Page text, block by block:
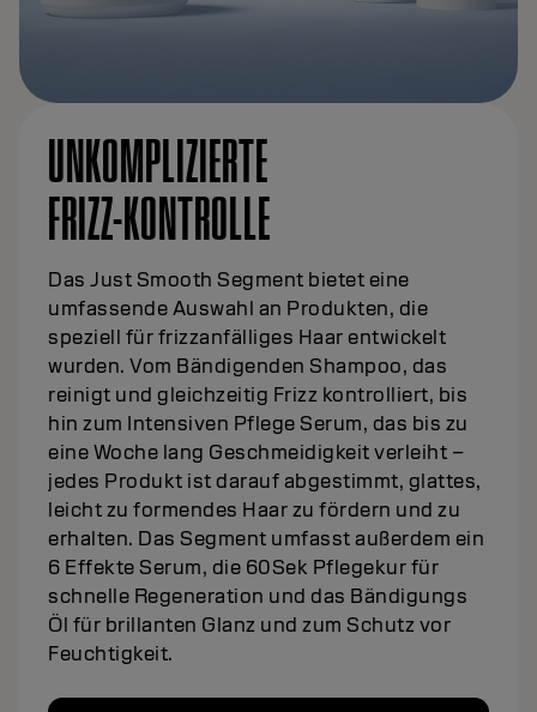
UNKOMPLIZIERTE
FRIZZ-KONTROLLE
Das Just Smooth Segment bietet eine
umfassende Auswahl an Produkten, die
speziell für frizzanfälliges Haar entwickelt
wurden. Vom Bändigenden Shampoo, das
reinigt und gleichzeitig Frizz kontrolliert, bis
hin zum Intensiven Pflege Serum, das bis zu
eine Woche lang Geschmeidigkeit verleiht –
jedes Produkt ist darauf abgestimmt, glattes,
leicht zu formendes Haar zu fördern und zu
erhalten. Das Segment umfasst außerdem ein
6 Effekte Serum, die 60Sek Pflegekur für
schnelle Regeneration und das Bändigungs
Öl für brillanten Glanz und zum Schutz vor
Feuchtigkeit.